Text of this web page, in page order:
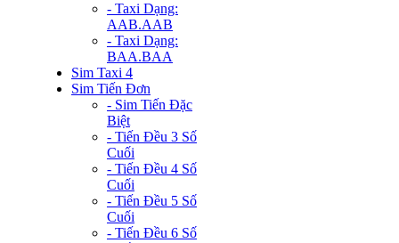
- Taxi Dạng:
AAB.AAB
- Taxi Dạng:
BAA.BAA
Sim Taxi 4
Sim Tiến Đơn
- Sim Tiến Đặc
Biệt
- Tiến Đều 3 Số
Cuối
- Tiến Đều 4 Số
Cuối
- Tiến Đều 5 Số
Cuối
- Tiến Đều 6 Số